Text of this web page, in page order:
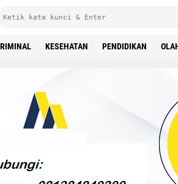
KESEHATAN PENDIDIKAN